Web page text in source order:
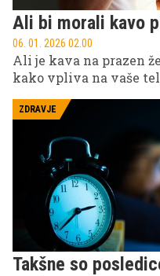
Ali bi morali kavo
06. 01. 2026 02.00
Ali je kava na prazen
kako vpliva na vaše
ZDRAVJE
Takšne so